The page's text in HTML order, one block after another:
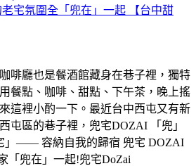
宅氛圍全「兜在」一起 【台中甜
啡廳也是餐酒館藏身在巷子裡，獨特
餐點、咖啡、甜點、下午茶，晚上搖
這裡小酌一下。最近台中西屯又有新
屯區的巷子裡，兜宅DOZAI 「兜」
—— 容納自我的歸宿 ​​兜宅 DOZAI
兜在」一起!兜宅DoZai